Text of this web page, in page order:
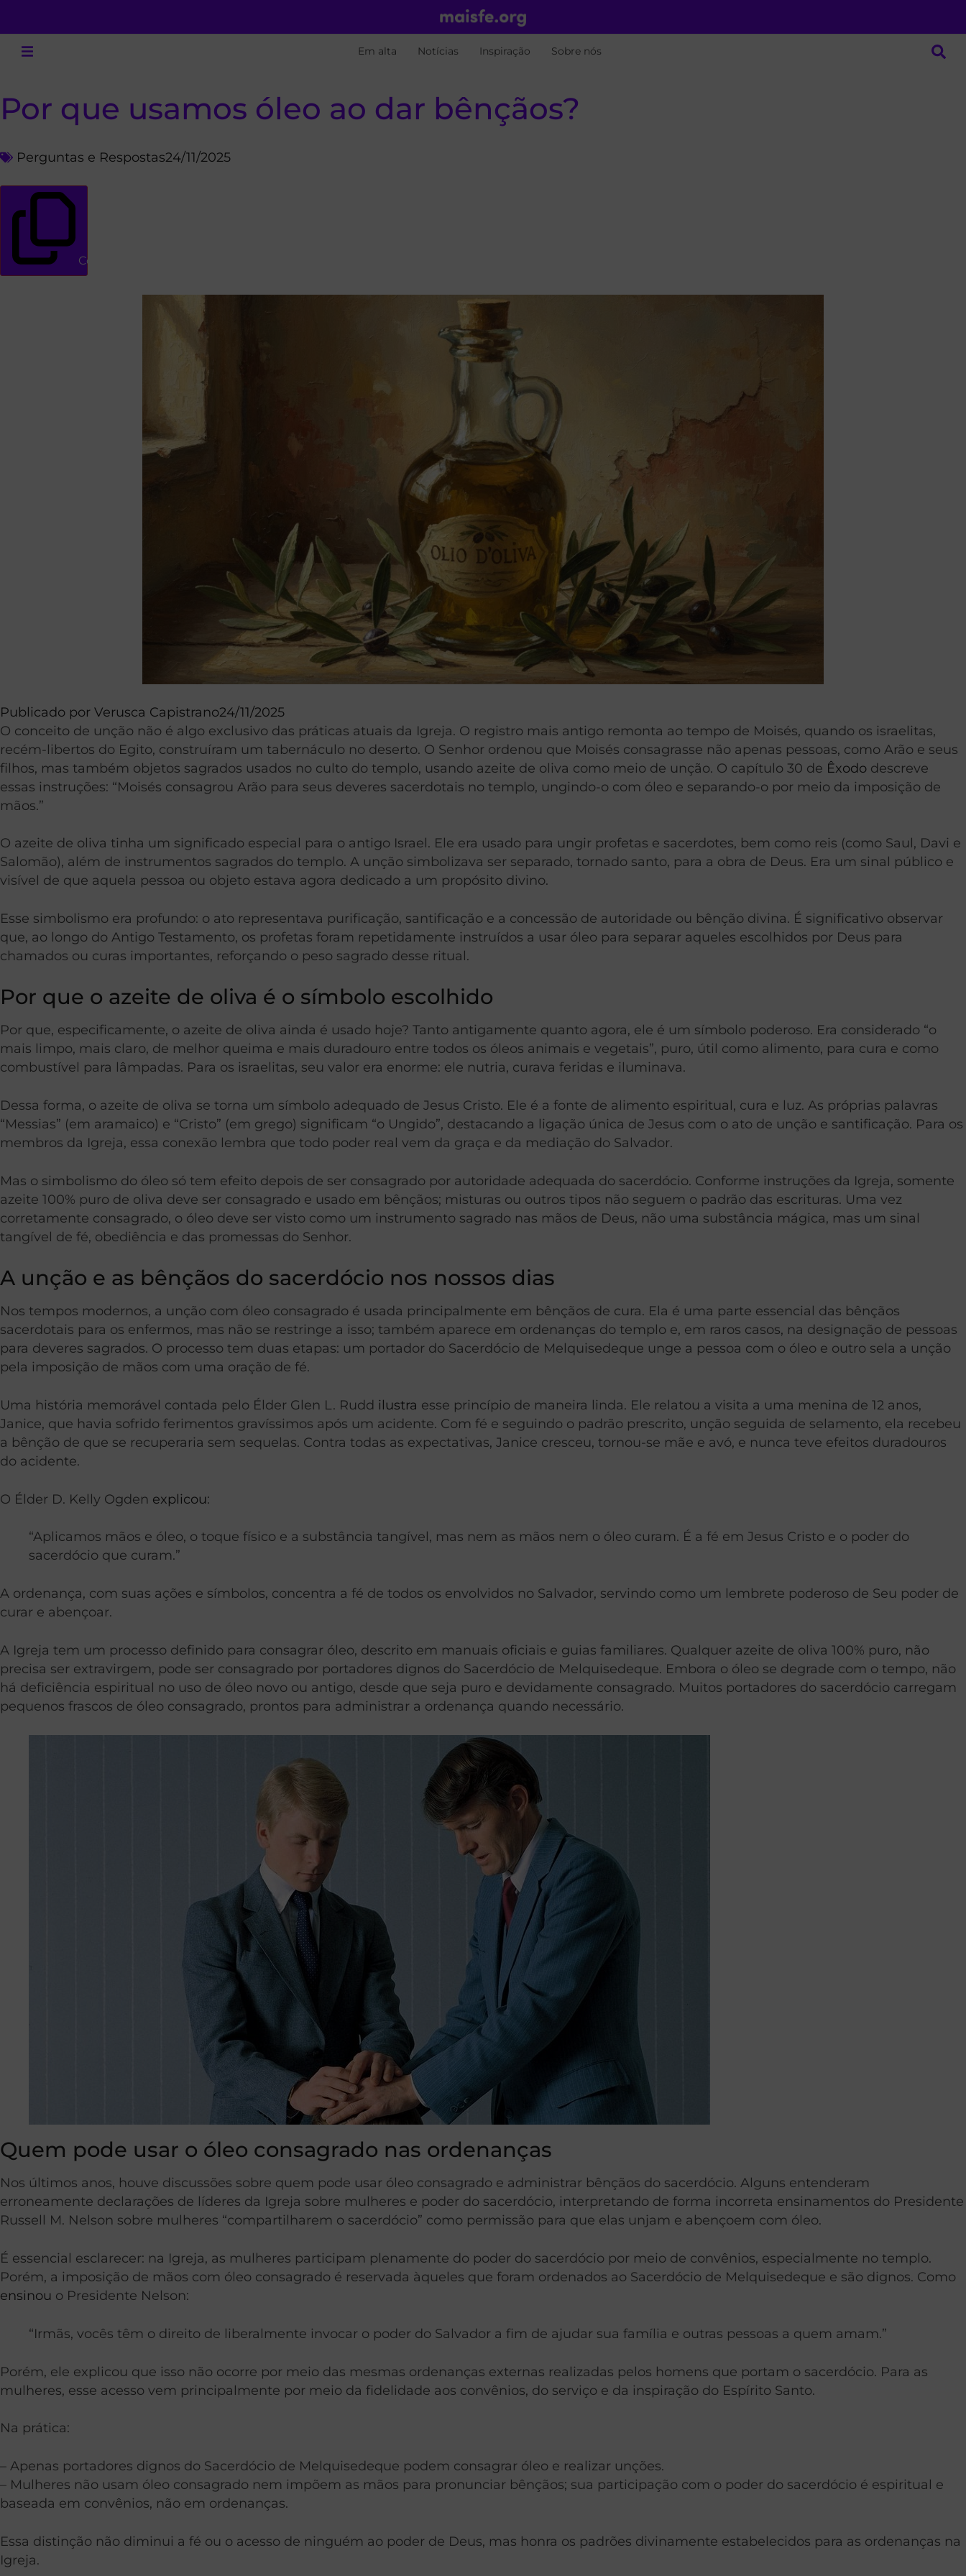
Em alta Notícias Inspiração Sobre nós
Por que usamos óleo ao dar bênçãos?
Perguntas e Respostas24/11/2025
Copiar link
Publicado por Verusca Capistrano24/11/2025
O conceito de unção não é algo exclusivo das práticas atuais da Igreja. O registro mais antigo remonta ao tempo de Moisés, quando os israelitas,
recém-libertos do Egito, construíram um tabernáculo no deserto. O Senhor ordenou que Moisés consagrasse não apenas pessoas, como Arão e seus
filhos, mas também objetos sagrados usados no culto do templo, usando azeite de oliva como meio de unção. O capítulo 30 de Êxodo descreve
essas instruções: “Moisés consagrou Arão para seus deveres sacerdotais no templo, ungindo-o com óleo e separando-o por meio da imposição de
mãos.”
O azeite de oliva tinha um significado especial para o antigo Israel. Ele era usado para ungir profetas e sacerdotes, bem como reis (como Saul, Davi e
Salomão), além de instrumentos sagrados do templo. A unção simbolizava ser separado, tornado santo, para a obra de Deus. Era um sinal público e
visível de que aquela pessoa ou objeto estava agora dedicado a um propósito divino.
Esse simbolismo era profundo: o ato representava purificação, santificação e a concessão de autoridade ou bênção divina. É significativo observar
que, ao longo do Antigo Testamento, os profetas foram repetidamente instruídos a usar óleo para separar aqueles escolhidos por Deus para
chamados ou curas importantes, reforçando o peso sagrado desse ritual.
Por que o azeite de oliva é o símbolo escolhido
Por que, especificamente, o azeite de oliva ainda é usado hoje? Tanto antigamente quanto agora, ele é um símbolo poderoso. Era considerado “o
mais limpo, mais claro, de melhor queima e mais duradouro entre todos os óleos animais e vegetais”, puro, útil como alimento, para cura e como
combustível para lâmpadas. Para os israelitas, seu valor era enorme: ele nutria, curava feridas e iluminava.
Dessa forma, o azeite de oliva se torna um símbolo adequado de Jesus Cristo. Ele é a fonte de alimento espiritual, cura e luz. As próprias palavras
“Messias” (em aramaico) e “Cristo” (em grego) significam “o Ungido”, destacando a ligação única de Jesus com o ato de unção e santificação. Para os
membros da Igreja, essa conexão lembra que todo poder real vem da graça e da mediação do Salvador.
Mas o simbolismo do óleo só tem efeito depois de ser consagrado por autoridade adequada do sacerdócio. Conforme instruções da Igreja, somente
azeite 100% puro de oliva deve ser consagrado e usado em bênçãos; misturas ou outros tipos não seguem o padrão das escrituras. Uma vez
corretamente consagrado, o óleo deve ser visto como um instrumento sagrado nas mãos de Deus, não uma substância mágica, mas um sinal
tangível de fé, obediência e das promessas do Senhor.
A unção e as bênçãos do sacerdócio nos nossos dias
Nos tempos modernos, a unção com óleo consagrado é usada principalmente em bênçãos de cura. Ela é uma parte essencial das bênçãos
sacerdotais para os enfermos, mas não se restringe a isso; também aparece em ordenanças do templo e, em raros casos, na designação de pessoas
para deveres sagrados. O processo tem duas etapas: um portador do Sacerdócio de Melquisedeque unge a pessoa com o óleo e outro sela a unção
pela imposição de mãos com uma oração de fé.
Uma história memorável contada pelo Élder Glen L. Rudd ilustra esse princípio de maneira linda. Ele relatou a visita a uma menina de 12 anos,
Janice, que havia sofrido ferimentos gravíssimos após um acidente. Com fé e seguindo o padrão prescrito, unção seguida de selamento, ela recebeu
a bênção de que se recuperaria sem sequelas. Contra todas as expectativas, Janice cresceu, tornou-se mãe e avó, e nunca teve efeitos duradouros
do acidente.
O Élder D. Kelly Ogden explicou:
“Aplicamos mãos e óleo, o toque físico e a substância tangível, mas nem as mãos nem o óleo curam. É a fé em Jesus Cristo e o poder do
sacerdócio que curam.”
A ordenança, com suas ações e símbolos, concentra a fé de todos os envolvidos no Salvador, servindo como um lembrete poderoso de Seu poder de
curar e abençoar.
A Igreja tem um processo definido para consagrar óleo, descrito em manuais oficiais e guias familiares. Qualquer azeite de oliva 100% puro, não
precisa ser extravirgem, pode ser consagrado por portadores dignos do Sacerdócio de Melquisedeque. Embora o óleo se degrade com o tempo, não
há deficiência espiritual no uso de óleo novo ou antigo, desde que seja puro e devidamente consagrado. Muitos portadores do sacerdócio carregam
pequenos frascos de óleo consagrado, prontos para administrar a ordenança quando necessário.
Quem pode usar o óleo consagrado nas ordenanças
Nos últimos anos, houve discussões sobre quem pode usar óleo consagrado e administrar bênçãos do sacerdócio. Alguns entenderam
erroneamente declarações de líderes da Igreja sobre mulheres e poder do sacerdócio, interpretando de forma incorreta ensinamentos do Presidente
Russell M. Nelson sobre mulheres “compartilharem o sacerdócio” como permissão para que elas unjam e abençoem com óleo.
É essencial esclarecer: na Igreja, as mulheres participam plenamente do poder do sacerdócio por meio de convênios, especialmente no templo.
Porém, a imposição de mãos com óleo consagrado é reservada àqueles que foram ordenados ao Sacerdócio de Melquisedeque e são dignos. Como
ensinou o Presidente Nelson:
“Irmãs, vocês têm o direito de liberalmente invocar o poder do Salvador a fim de ajudar sua família e outras pessoas a quem amam.”
Porém, ele explicou que isso não ocorre por meio das mesmas ordenanças externas realizadas pelos homens que portam o sacerdócio. Para as
mulheres, esse acesso vem principalmente por meio da fidelidade aos convênios, do serviço e da inspiração do Espírito Santo.
Na prática:
– Apenas portadores dignos do Sacerdócio de Melquisedeque podem consagrar óleo e realizar unções.
– Mulheres não usam óleo consagrado nem impõem as mãos para pronunciar bênçãos; sua participação com o poder do sacerdócio é espiritual e
baseada em convênios, não em ordenanças.
Essa distinção não diminui a fé ou o acesso de ninguém ao poder de Deus, mas honra os padrões divinamente estabelecidos para as ordenanças na
Igreja.